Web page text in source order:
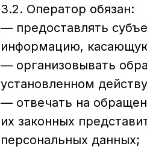
3.2. Оператор обязан:
— предоставлять
информацию,
— организовывать
установленном
— отвечать на
их законных
персональных данных;